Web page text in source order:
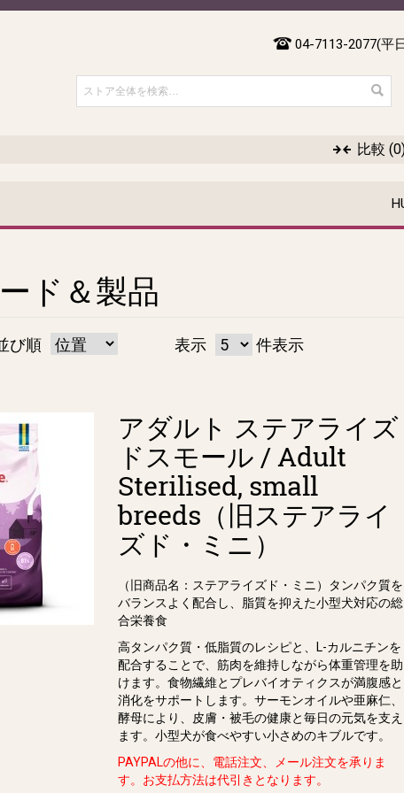
04-7113-2077(平
比較
ド＆製品
び順 表示 件表示
アダルト ステアライズ
ドスモール / Adult
Sterilised, small
breeds（旧ステアライ
ズド・ミニ）
（旧商品名：ステアライズド・ミニ）タンパク質を
バランスよく配合し、脂質を抑えた小型⽝対応の総
合栄養⾷
高タンパク質・低脂質のレシピと、L-カルニチンを
配合することで、筋⾁を維持しながら体重管理を助
けます。⾷物繊維とプレバイオティクスが満腹感と
消化をサポートします。サーモンオイルや亜⿇仁、
酵⺟により、⽪膚・被⽑の健康と毎⽇の元気を⽀え
ます。⼩型⽝が⾷べやすい⼩さめのキブルです。
PAYPALの他に、電話注文、メール注文を承りま
す。お支払方法は代引きとなります。